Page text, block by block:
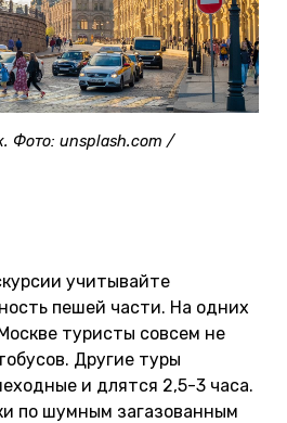
Фото: unsplash.com /
учитывайте
пешей части. На одних
туристы совсем не
Другие туры
и длятся 2,5-3 часа.
по шумным загазованным